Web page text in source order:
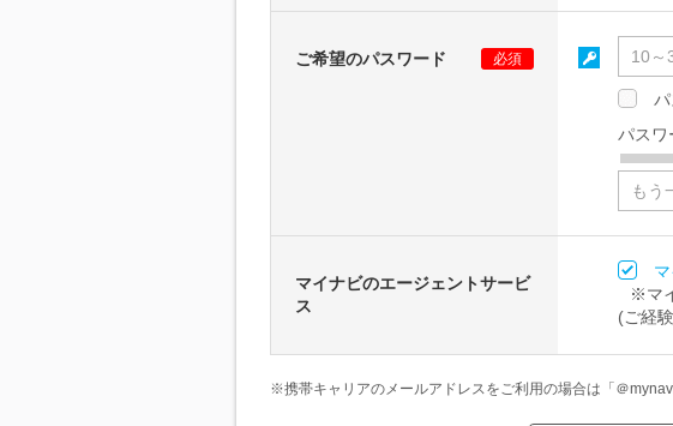
ご希望のパスワード 必須
パスワ
マイナビのエージェントサービ
ス
※マ
(ご経
※携帯キャリアのメールアドレスをご利用の場合は「＠